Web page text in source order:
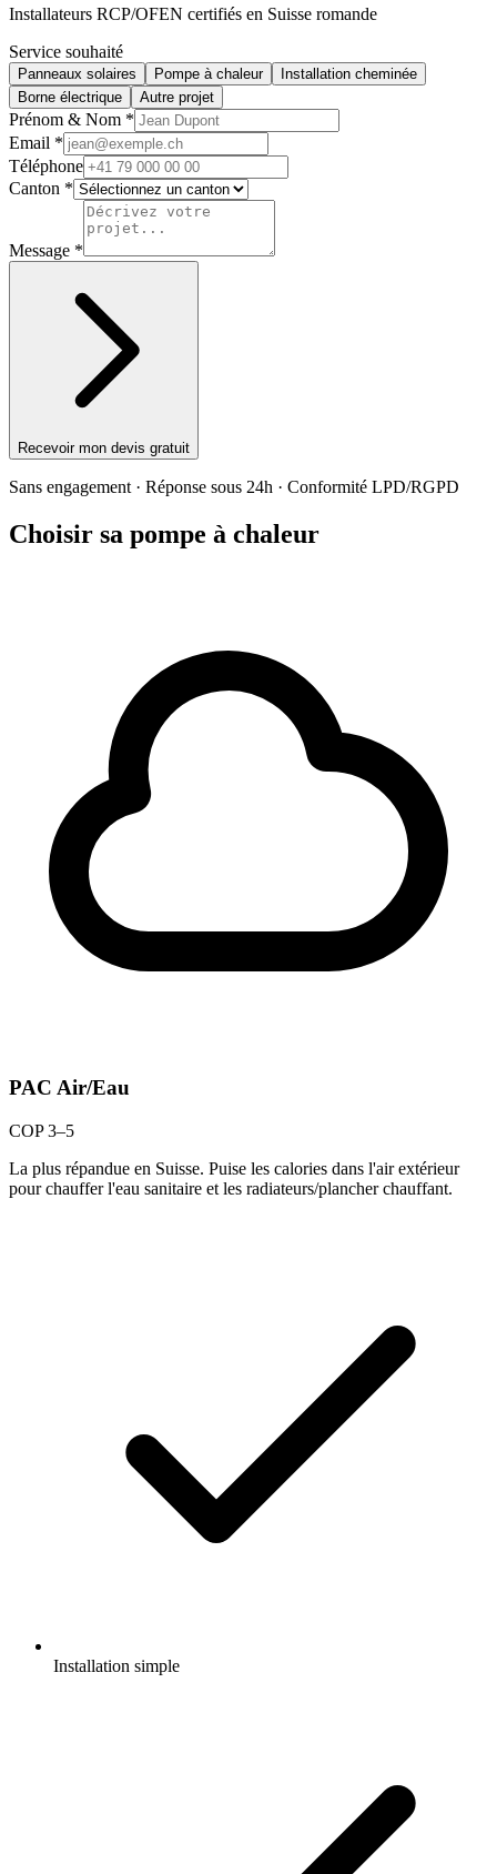
Installateurs RCP/OFEN certifiés en Suisse romande
Service souhaité
Panneaux solaires Pompe à chaleur
Installation cheminée
Borne électrique
Autre projet
Prénom & Nom *
Email *
Téléphone
Canton *
Message *
Recevoir mon devis gratuit
Sans engagement · Réponse sous 24h · Conformité LPD/RGPD
Choisir sa pompe à chaleur
PAC Air/Eau
COP 3–5
La plus répandue en Suisse. Puise les calories dans l'air extérieur
pour chauffer l'eau sanitaire et les radiateurs/plancher chauffant.
Installation simple